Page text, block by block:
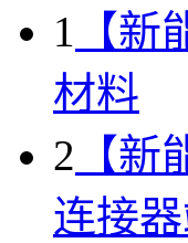
1 【
材料
2 【
连接器